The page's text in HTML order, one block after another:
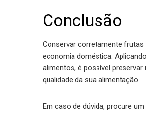
Conclusão
Conservar corretamente frutas
economia doméstica.
alimentos, é possível
qualidade da sua alimentação.
Em caso de dúvida, procure